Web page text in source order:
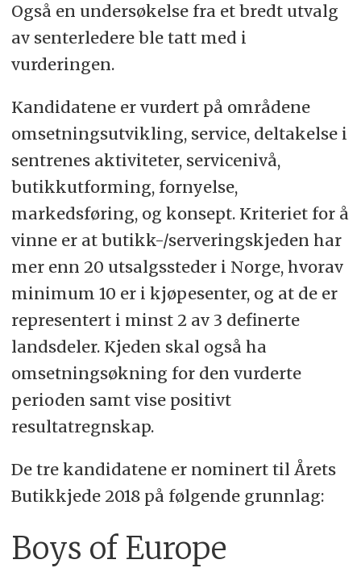
Også en undersøkelse fra et bredt utvalg
av senterledere ble tatt med i
vurderingen.
Kandidatene er vurdert på områdene
omsetningsutvikling, service, deltakelse i
sentrenes aktiviteter, servicenivå,
butikkutforming, fornyelse,
markedsføring, og konsept. Kriteriet for å
vinne er at butikk-/serveringskjeden har
mer enn 20 utsalgssteder i Norge, hvorav
minimum 10 er i kjøpesenter, og at de er
representert i minst 2 av 3 definerte
landsdeler. Kjeden skal også ha
omsetningsøkning for den vurderte
perioden samt vise positivt
resultatregnskap.
De tre kandidatene er nominert til Årets
Butikkjede 2018 på følgende grunnlag:
Boys of Europe